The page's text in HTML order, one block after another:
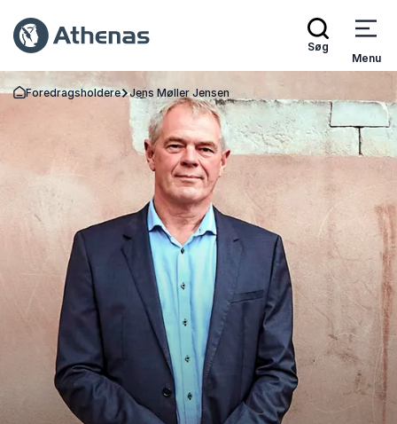
Søg
Menu
Tilbage til forsiden
Foredragsholdere Jens Møller Jensen